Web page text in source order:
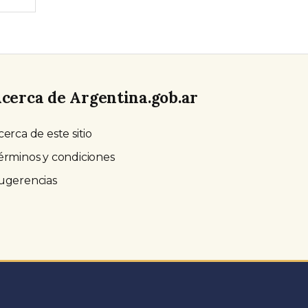
de Argentina.gob.ar
de este sitio
y condiciones